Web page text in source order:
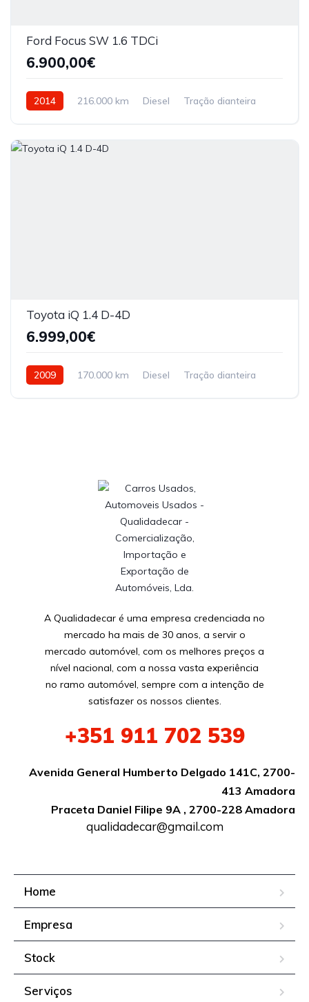
Ford Focus SW 1.6 TDCi
6.900,00€
2014 216.000 km Diesel Tração dianteira
Toyota iQ 1.4 D-4D
6.999,00€
2009 170.000 km Diesel Tração dianteira
A Qualidadecar é uma empresa credenciada no
mercado ha mais de 30 anos, a servir o
mercado automóvel, com os melhores preços a
nível nacional, com a nossa vasta experiência
no ramo automóvel, sempre com a intenção de
satisfazer os nossos clientes.
+351 911 702 539
Avenida General Humberto Delgado 141C, 2700-
413 Amadora
Praceta Daniel Filipe 9A , 2700-228 Amadora
qualidadecar@gmail.com
Home
Empresa
Stock
Serviços